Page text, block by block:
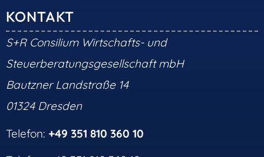
KONTAKT
S+R Consilium Wirtschafts- und
Steuerberatungsgesellschaft mbH
Bautzner Landstraße 14
01324 Dresden
Telefon: +49 351 810 360 10